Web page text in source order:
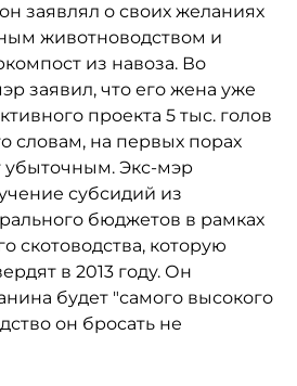
заявлял о своих желаниях
животноводством и
из навоза. Во
заявил, что его жена уже
проекта 5 тыс. голов
словам, на первых порах
убыточным. Экс-мэр
субсидий из
бюджетов в рамках
скотоводства, которую
в 2013 году. Он
будет "самого высокого
он бросать не